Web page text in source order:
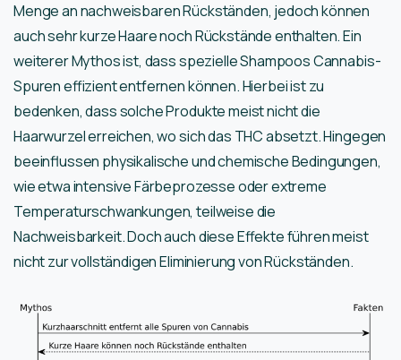
Menge an nachweisbaren Rückständen, jedoch können
auch sehr kurze Haare noch Rückstände enthalten. Ein
weiterer Mythos ist, dass spezielle Shampoos Cannabis-
Spuren effizient entfernen können. Hierbei ist zu
bedenken, dass solche Produkte meist nicht die
Haarwurzel erreichen, wo sich das THC absetzt. Hingegen
beeinflussen physikalische und chemische Bedingungen,
wie etwa intensive Färbeprozesse oder extreme
Temperaturschwankungen, teilweise die
Nachweisbarkeit. Doch auch diese Effekte führen meist
nicht zur vollständigen Eliminierung von Rückständen.